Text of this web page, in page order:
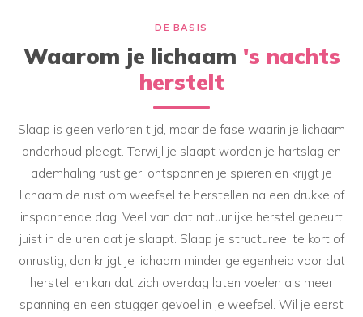
DE BASIS
Waarom je lichaam 's nachts
herstelt
Slaap is geen verloren tijd, maar de fase waarin je lichaam
onderhoud pleegt. Terwijl je slaapt worden je hartslag en
ademhaling rustiger, ontspannen je spieren en krijgt je
lichaam de rust om weefsel te herstellen na een drukke of
inspannende dag. Veel van dat natuurlijke herstel gebeurt
juist in de uren dat je slaapt. Slaap je structureel te kort of
onrustig, dan krijgt je lichaam minder gelegenheid voor dat
herstel, en kan dat zich overdag laten voelen als meer
spanning en een stugger gevoel in je weefsel. Wil je eerst